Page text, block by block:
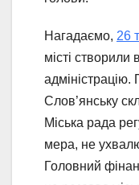
Нагадаємо, 26
місті створили
адміністрацію.
Слов’янську
Міська рада
мера, не
Головний